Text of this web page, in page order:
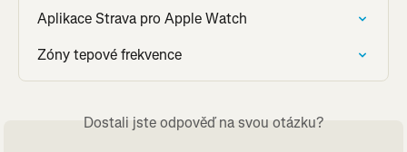
Aplikace Strava pro Apple Watch
Zóny tepové frekvence
Dostali jste odpověď na svou otázku?